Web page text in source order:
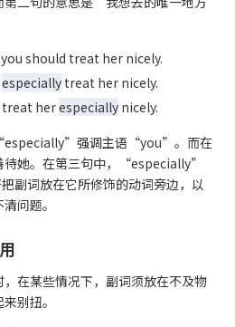
should treat her nicely.
especially treat her nicely.
treat herespecially nicely.
强调主语“you”。而在
待她。在第三句中，“especially”
词放在它所修饰的动词旁边，以
问题。
在某些情况下，副词须放在不及物
别扭。